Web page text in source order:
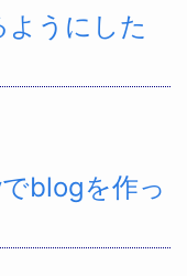
うにした
blogを作っ